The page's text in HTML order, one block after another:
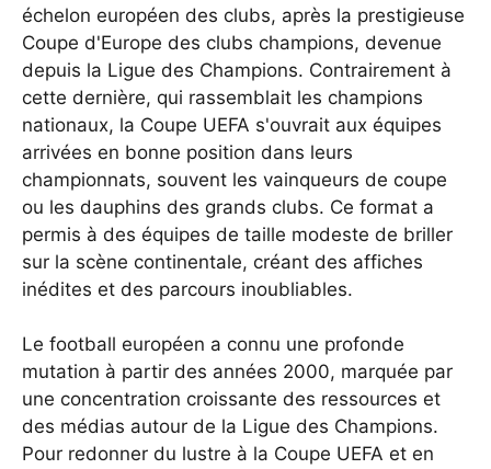
échelon européen des clubs, après la prestigieuse
Coupe d'Europe des clubs champions, devenue
depuis la Ligue des Champions. Contrairement à
cette dernière, qui rassemblait les champions
nationaux, la Coupe UEFA s'ouvrait aux équipes
arrivées en bonne position dans leurs
championnats, souvent les vainqueurs de coupe
ou les dauphins des grands clubs. Ce format a
permis à des équipes de taille modeste de briller
sur la scène continentale, créant des affiches
inédites et des parcours inoubliables.
Le football européen a connu une profonde
mutation à partir des années 2000, marquée par
une concentration croissante des ressources et
des médias autour de la Ligue des Champions.
Pour redonner du lustre à la Coupe UEFA et en